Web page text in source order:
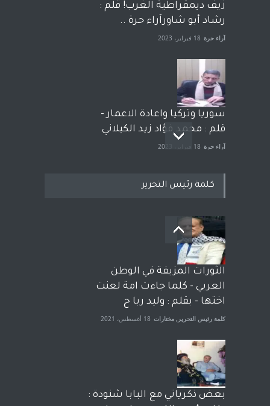
زيف ديمقراطية الغرب! قلم :
رشاد أبو شاورآراء حرة ..
آراء حرة 18 فبراير، 2023
سوريا وتركيا واعادة الاعمار -
قلم : محمد فؤاد زيد الكيلاني
آراء حرة 18 فبراير، 2023
بعد معارك قضائية طاحنة كتب
وترافع فيها بنفسه مرة اخرى..
الشيخ طارق يوسف يقهر
الحكومة الأمريكية ، فأعطوه
الجنسية عن يد وهم صاغرون،
آراء حرة مختارات 7 أبريل، 2023
كلمة رئيس التحرير
الثورات المزيفة في الوطن
العربي - كلما جاءت امة لعنت
اختها - بقلم : وليد ربا ح
كلمة رئيس التحرير , مختارات 18 أغسطس، 2021
بعض ذكرياتي مع البابا شنودة :